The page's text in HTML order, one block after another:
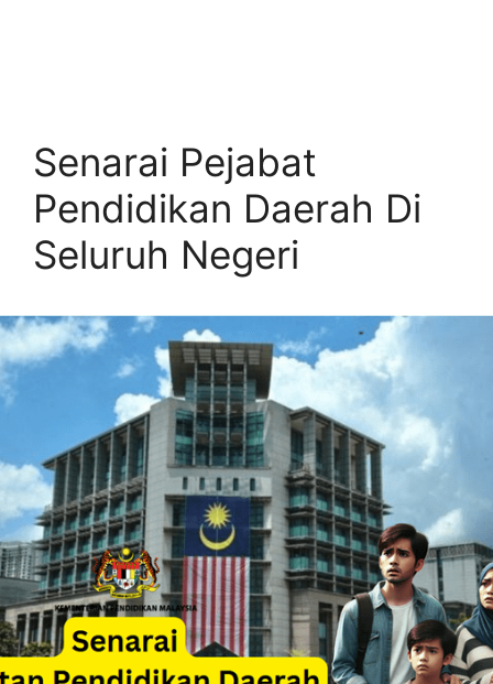
Senarai Pejabat
Pendidikan Daerah Di
Seluruh Negeri